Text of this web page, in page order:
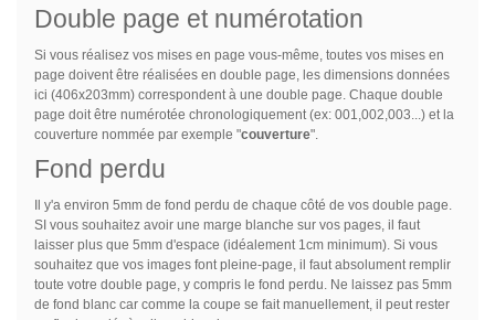
Double page et numérotation
Si vous réalisez vos mises en page vous-même, toutes vos mises en
page doivent être réalisées en double page, les dimensions données
ici (406x203mm) correspondent à une double page. Chaque double
page doit être numérotée chronologiquement (ex: 001,002,003...) et la
couverture nommée par exemple "couverture".
Fond perdu
Il y'a environ 5mm de fond perdu de chaque côté de vos double page.
SI vous souhaitez avoir une marge blanche sur vos pages, il faut
laisser plus que 5mm d'espace (idéalement 1cm minimum). Si vous
souhaitez que vos images font pleine-page, il faut absolument remplir
toute votre double page, y compris le fond perdu. Ne laissez pas 5mm
de fond blanc car comme la coupe se fait manuellement, il peut rester